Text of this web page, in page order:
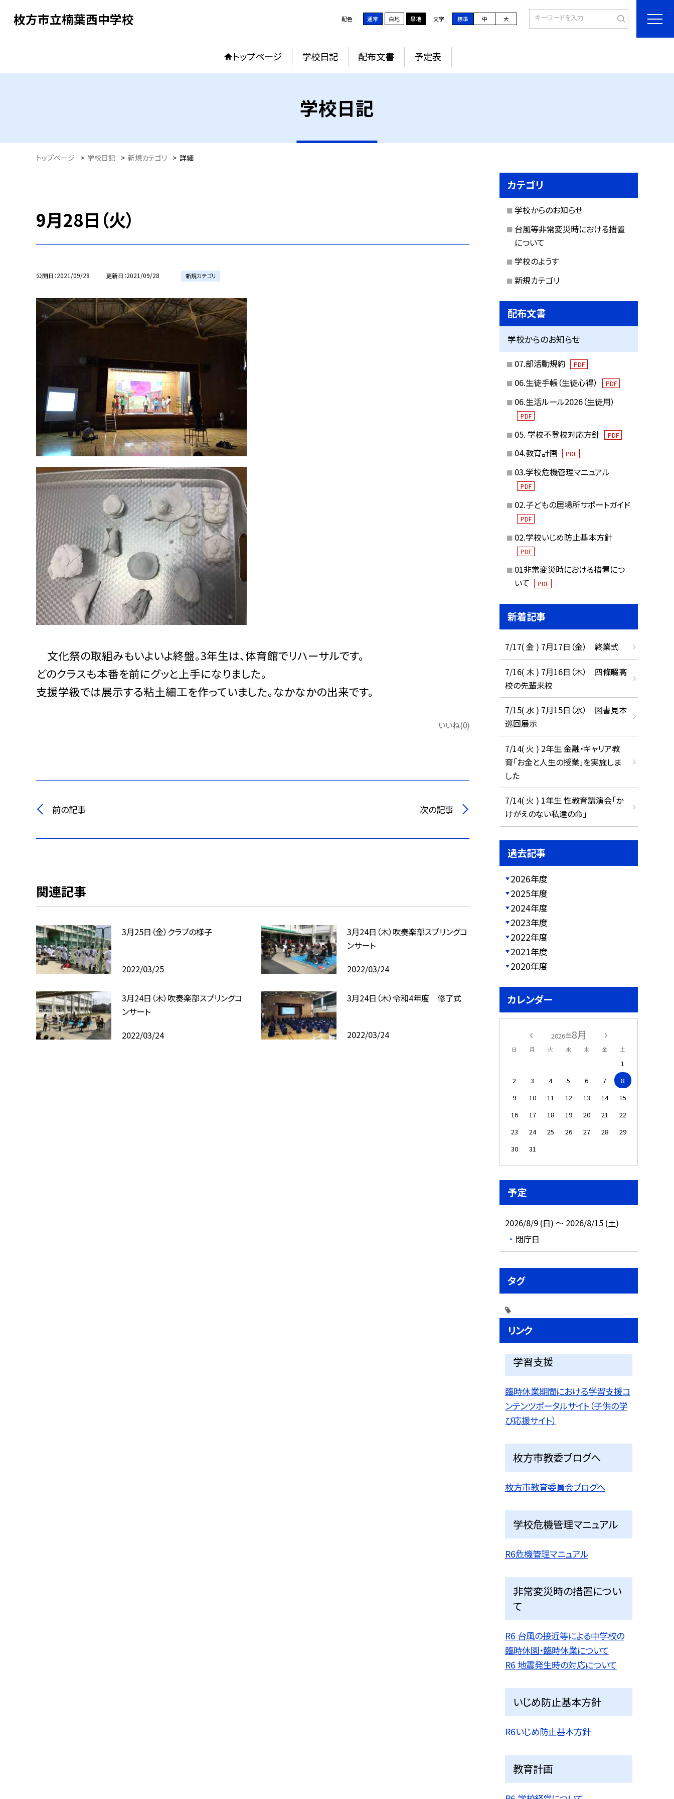
枚方市立楠葉西中学校 配色 通常 白地 黒地 文字 標準 中 大
トップページ 学校日記 配布文書 予定表
学校日記
トップページ > 学校日記 > 新規カテゴリ > 詳細
9月28日（火）
公開日 2021/09/28 更新日 2021/09/28 新規カテゴリ
文化祭の取組みもいよいよ終盤。3年生は、体育館でリハーサルです。
どのクラスも本番を前にグッと上手になりました。
支援学級では展示する粘土細工を作っていました。なかなかの出来です。
いいね(0)
前の記事 次の記事
関連記事
3月25日（金）クラブの様子
2022/03/25
3月24日（木）吹奏楽部スプリングコ
ンサート
2022/03/24
3月24日（木）吹奏楽部スプリングコ
ンサート
2022/03/24
3月24日（木）令和4年度 修了式
2022/03/24
カテゴリ
学校からのお知らせ
台風等非常変災時における措置
について
学校のようす
新規カテゴリ
配布文書
学校からのお知らせ
07.部活動規約 PDF
06.生徒手帳（生徒心得） PDF
06.生活ルール2026（生徒用）
PDF
05. 学校不登校対応方針 PDF
04.教育計画 PDF
03.学校危機管理マニュアル
PDF
02.子どもの居場所サポートガイド
PDF
02.学校いじめ防止基本方針
PDF
01非常変災時における措置につ
いて
PDF
新着記事
7/17( 金 ) 7月17日（金） 終業式
7/16( 木 ) 7月16日（木） 四條畷高
校の先輩来校
7/15( 水 ) 7月15日（水） 図書見本
巡回展示
7/14( 火 ) 2年生 金融・キャリア教
育「お金と人生の授業」を実施しま
した
7/14( 火 ) 1年生 性教育講演会「か
けがえのない私達の命」
過去記事
2026年度
2025年度
2024年度
2023年度
2022年度
2021年度
2020年度
カレンダー
2026年8月
日 月 火 水 木 金 土
1
2
3 4 5 6 7
8
9
10 11 12 13 14
15
16
17 18 19 20 21
22
23
24 25 26 27 28
29
30
31
予定
2026/8/9 (日) ～ 2026/8/15 (土)
閉庁日
タグ
リンク
学習支援
臨時休業期間における学習支援コ
ンテンツポータルサイト（子供の学
び応援サイト）
枚方市教委ブログへ
枚方市教育委員会ブログへ
学校危機管理マニュアル
R6危機管理マニュアル
非常変災時の措置につい
て
R6 台風の接近等による中学校の
臨時休園・臨時休業について
R6 地震発生時の対応について
いじめ防止基本方針
R6いじめ防止基本方針
教育計画